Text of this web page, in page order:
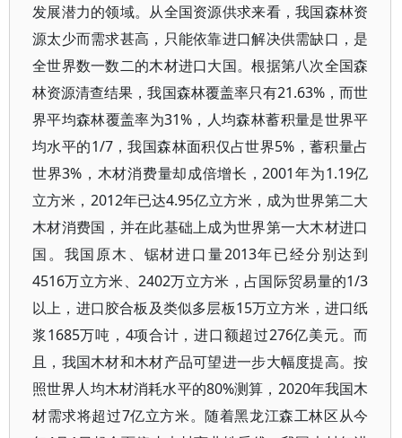
发展潜力的领域。从全国资源供求来看，我国森林资
源太少而需求甚高，只能依靠进口解决供需缺口，是
全世界数一数二的木材进口大国。根据第八次全国森
林资源清查结果，我国森林覆盖率只有21.63%，而世
界平均森林覆盖率为31%，人均森林蓄积量是世界平
均水平的1/7，我国森林面积仅占世界5%，蓄积量占
世界3%，木材消费量却成倍增长，2001年为1.19亿
立方米，2012年已达4.95亿立方米，成为世界第二大
木材消费国，并在此基础上成为世界第一大木材进口
国。我国原木、锯材进口量2013年已经分别达到
4516万立方米、2402万立方米，占国际贸易量的1/3
以上，进口胶合板及类似多层板15万立方米，进口纸
浆1685万吨，4项合计，进口额超过276亿美元。而
且，我国木材和木材产品可望进一步大幅度提高。按
照世界人均木材消耗水平的80%测算，2020年我国木
材需求将超过7亿立方米。随着黑龙江森工林区从今